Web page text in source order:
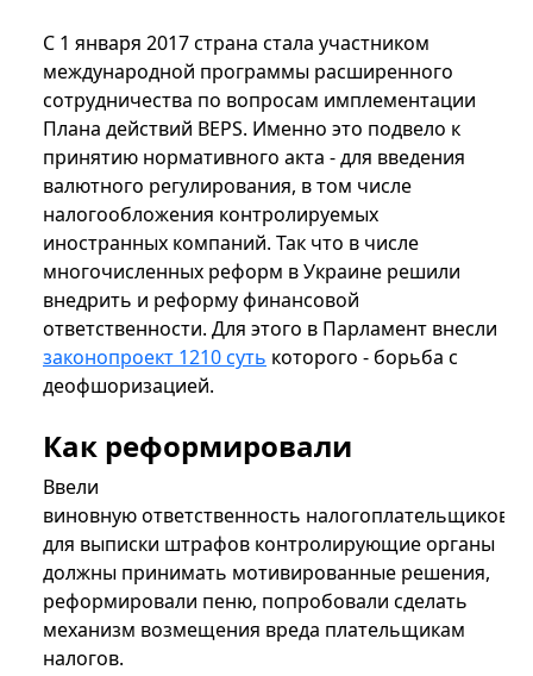
С 1 января 2017 страна стала участником
международной программы расширенного
сотрудничества по вопросам имплементации
Плана действий BEPS. Именно это подвело к
принятию нормативного акта - для введения
валютного регулирования, в том числе
налогообложения контролируемых
иностранных компаний. Так что в числе
многочисленных реформ в Украине решили
внедрить и реформу финансовой
ответственности. Для этого в Парламент внесли
законопроект 1210 суть которого - борьба с
деофшоризацией.
Как реформировали
Ввели
виновную ответственность налогоплательщиков,
для выписки штрафов контролирующие органы
должны принимать мотивированные решения,
реформировали пеню, попробовали сделать
механизм возмещения вреда плательщикам
налогов.